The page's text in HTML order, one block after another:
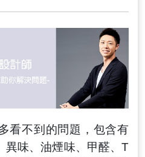
看不到的問題，包含有
異味、油煙味、甲醛、T